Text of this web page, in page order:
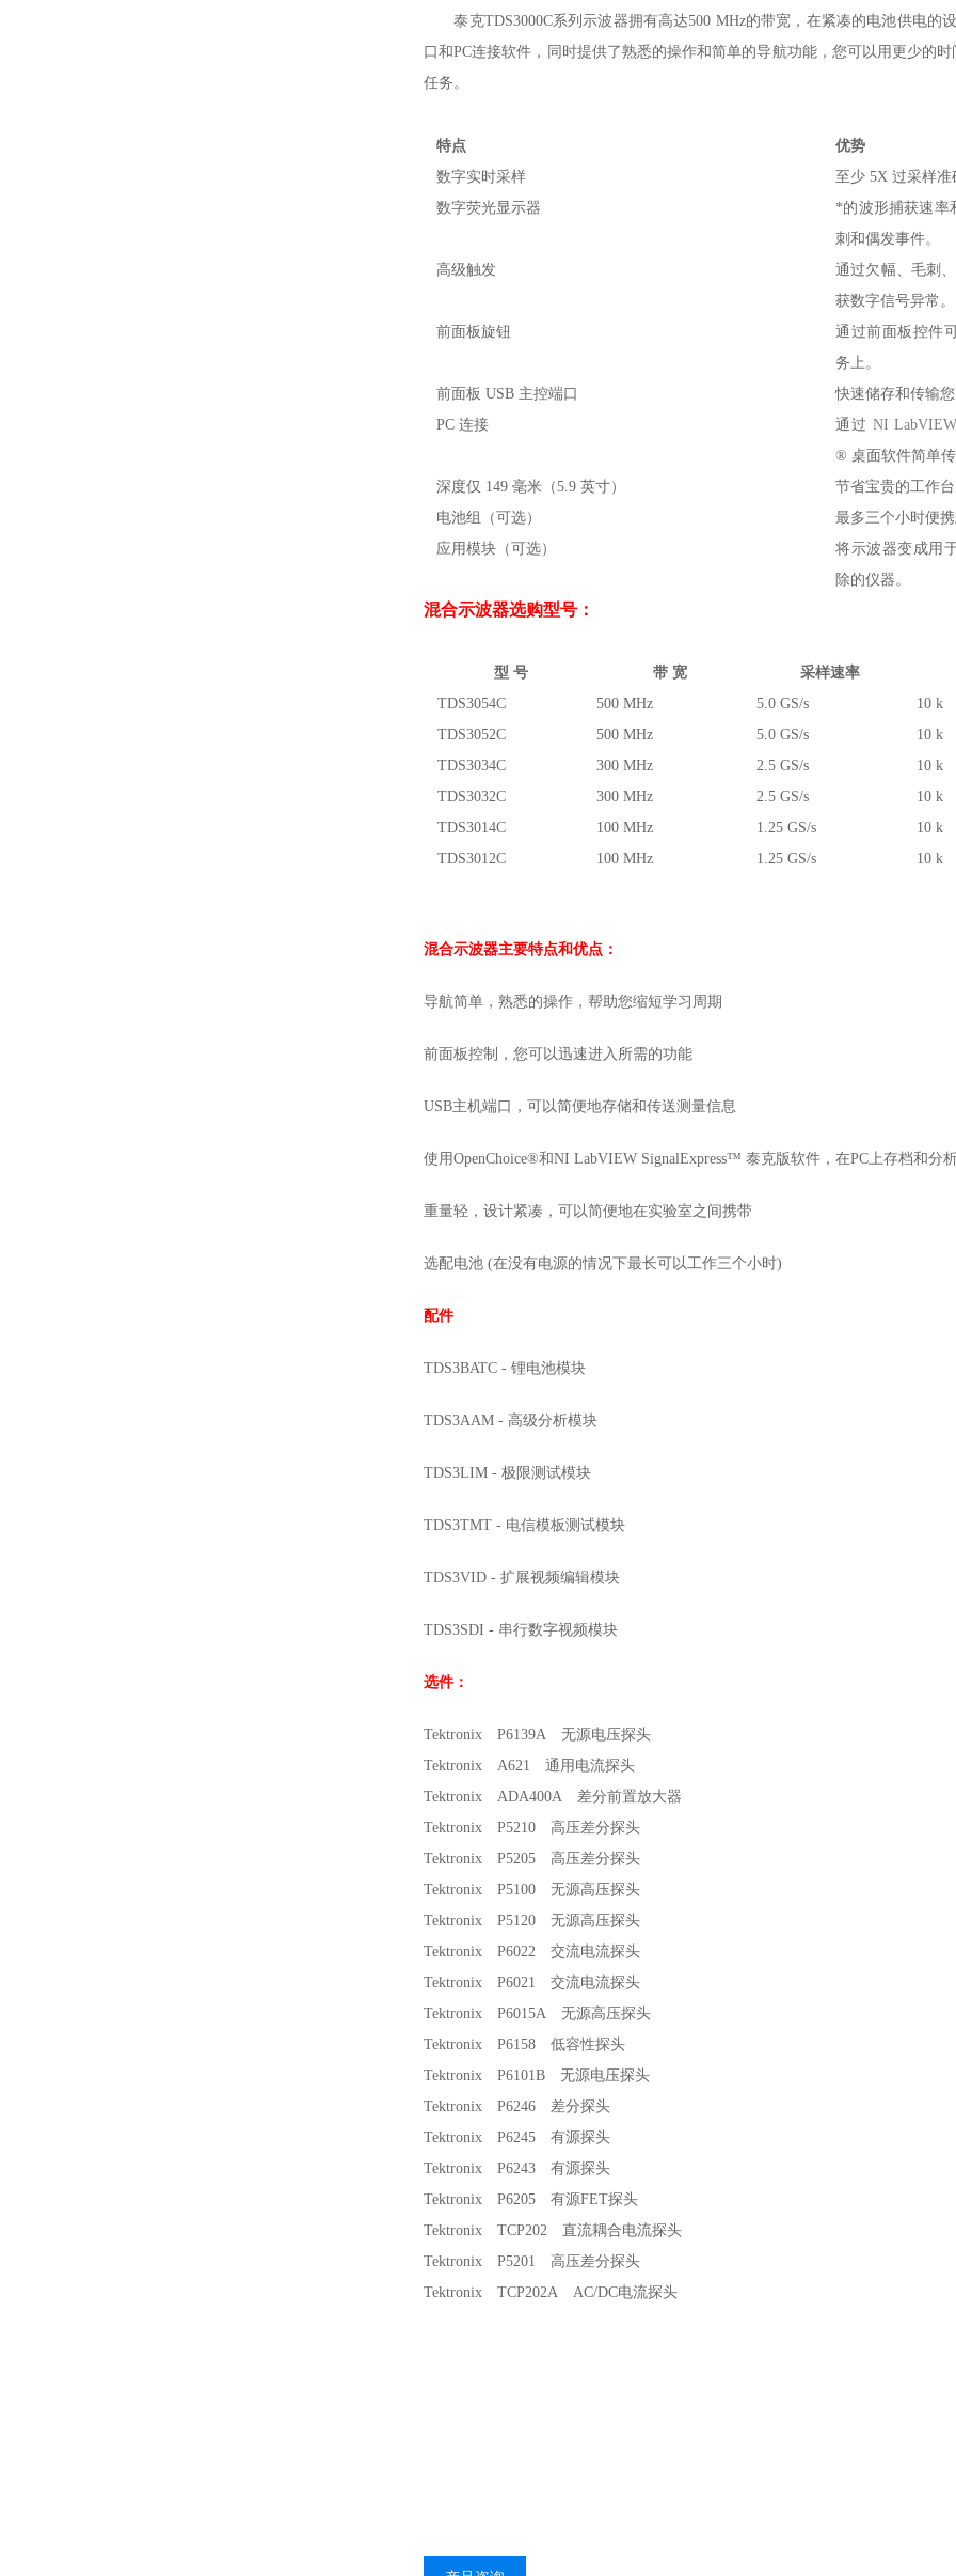
泰克TDS3000C系列示波器拥有高达500 MHz的带宽，在紧凑的电池供电的
口和PC连接软件，同时提供了熟悉的操作和简单的导航功能，您可以用更少的
任务。
特点
优势
数字实时采样
至少 5X 过采样
数字荧光显示器
*的波形捕获速率
刺和偶发事件。
高级触发
通过欠幅、毛刺
获数字信号异常。
前面板旋钮
通过前面板控件
务上。
前面板 USB 主控端口
快速储存和传输
PC 连接
通过 NI
®桌面软件简单
深度仅 149 毫米（5.9 英寸）
节省宝贵的工作
电池组（可选）
最多三个小时便
应用模块（可选）
将示波器变成用
除的仪器。
混合示波器选购型号：
型 号 带 宽
采样速率
TDS3054C
500 MHz 5.0 GS/s
10 k
TDS3052C
500 MHz 5.0 GS/s
10 k
TDS3034C
300 MHz 2.5 GS/s
10 k
TDS3032C
300 MHz 2.5 GS/s
10 k
TDS3014C
100 MHz 1.25 GS/s
10 k
TDS3012C
100 MHz 1.25 GS/s 10 k
混合示波器主要特点和优点：
导航简单，熟悉的操作，帮助您缩短学习周期
前面板控制，您可以迅速进入所需的功能
USB主机端口，可以简便地存储和传送测量信息
使用OpenChoice®和NI LabVIEW SignalExpress™ 泰克版软件，在PC上存档和分
重量轻，设计紧凑，可以简便地在实验室之间携带
选配电池 (在没有电源的情况下最长可以工作三个小时)
配件
TDS3BATC - 锂电池模块
TDS3AAM - 高级分析模块
TDS3LIM - 极限测试模块
TDS3TMT - 电信模板测试模块
TDS3VID - 扩展视频编辑模块
TDS3SDI - 串行数字视频模块
选件：
Tektronix P6139A 无源电压探头
Tektronix A621 通用电流探头
Tektronix ADA400A 差分前置放大器
Tektronix P5210 高压差分探头
Tektronix P5205 高压差分探头
Tektronix P5100 无源高压探头
Tektronix P5120 无源高压探头
Tektronix P6022 交流电流探头
Tektronix P6021 交流电流探头
Tektronix P6015A 无源高压探头
Tektronix P6158 低容性探头
Tektronix P6101B 无源电压探头
Tektronix P6246 差分探头
Tektronix P6245 有源探头
Tektronix P6243 有源探头
Tektronix P6205 有源FET探头
Tektronix TCP202 直流耦合电流探头
Tektronix P5201 高压差分探头
Tektronix TCP202A AC/DC电流探头